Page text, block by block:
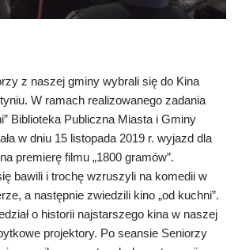
z naszej gminy wybrali się do Kina
W ramach realizowanego zadania
Biblioteka Publiczna Miasta i Gminy
w dniu 15 listopada 2019 r. wyjazd dla
premierę filmu „1800 gramów”.
bawili i trochę wzruszyli na komedii w
a następnie zwiedzili kino „od kuchni”.
o historii najstarszego kina w naszej
projektory. Po seansie Seniorzy